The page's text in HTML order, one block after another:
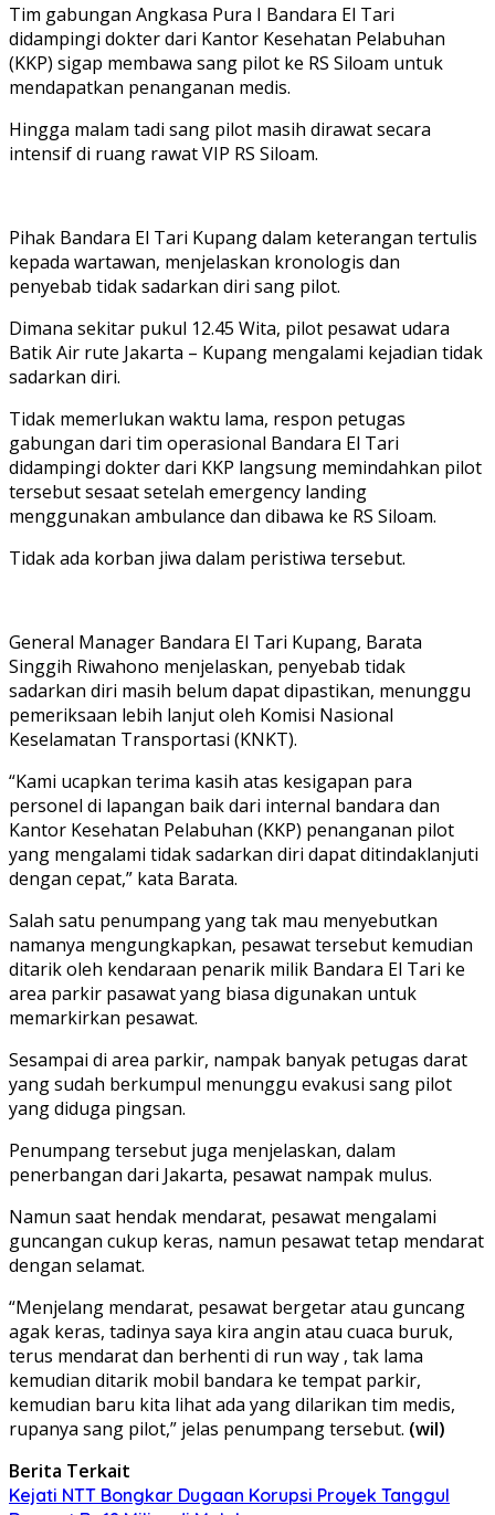
Tim gabungan Angkasa Pura I Bandara El Tari
didampingi dokter dari Kantor Kesehatan Pelabuhan
(KKP) sigap membawa sang pilot ke RS Siloam untuk
mendapatkan penanganan medis.
Hingga malam tadi sang pilot masih dirawat secara
intensif di ruang rawat VIP RS Siloam.
Pihak Bandara El Tari Kupang dalam keterangan tertulis
kepada wartawan, menjelaskan kronologis dan
penyebab tidak sadarkan diri sang pilot.
Dimana sekitar pukul 12.45 Wita, pilot pesawat udara
Batik Air rute Jakarta – Kupang mengalami kejadian tidak
sadarkan diri.
Tidak memerlukan waktu lama, respon petugas
gabungan dari tim operasional Bandara El Tari
didampingi dokter dari KKP langsung memindahkan pilot
tersebut sesaat setelah emergency landing
menggunakan ambulance dan dibawa ke RS Siloam.
Tidak ada korban jiwa dalam peristiwa tersebut.
General Manager Bandara El Tari Kupang, Barata
Singgih Riwahono menjelaskan, penyebab tidak
sadarkan diri masih belum dapat dipastikan, menunggu
pemeriksaan lebih lanjut oleh Komisi Nasional
Keselamatan Transportasi (KNKT).
“Kami ucapkan terima kasih atas kesigapan para
personel di lapangan baik dari internal bandara dan
Kantor Kesehatan Pelabuhan (KKP) penanganan pilot
yang mengalami tidak sadarkan diri dapat ditindaklanjuti
dengan cepat,” kata Barata.
Salah satu penumpang yang tak mau menyebutkan
namanya mengungkapkan, pesawat tersebut kemudian
ditarik oleh kendaraan penarik milik Bandara El Tari ke
area parkir pasawat yang biasa digunakan untuk
memarkirkan pesawat.
Sesampai di area parkir, nampak banyak petugas darat
yang sudah berkumpul menunggu evakusi sang pilot
yang diduga pingsan.
Penumpang tersebut juga menjelaskan, dalam
penerbangan dari Jakarta, pesawat nampak mulus.
Namun saat hendak mendarat, pesawat mengalami
guncangan cukup keras, namun pesawat tetap mendarat
dengan selamat.
“Menjelang mendarat, pesawat bergetar atau guncang
agak keras, tadinya saya kira angin atau cuaca buruk,
terus mendarat dan berhenti di run way , tak lama
kemudian ditarik mobil bandara ke tempat parkir,
kemudian baru kita lihat ada yang dilarikan tim medis,
rupanya sang pilot,” jelas penumpang tersebut. (wil)
Berita Terkait
Kejati NTT Bongkar Dugaan Korupsi Proyek Tanggul